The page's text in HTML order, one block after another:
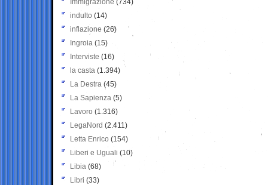
Immigrazione (734)
indulto (14)
inflazione (26)
Ingroia (15)
Interviste (16)
la casta (1.394)
La Destra (45)
La Sapienza (5)
Lavoro (1.316)
LegaNord (2.411)
Letta Enrico (154)
Liberi e Uguali (10)
Libia (68)
Libri (33)